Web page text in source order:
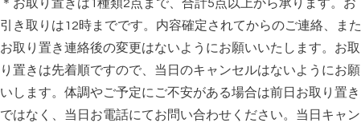
＊お取り置きは1種類2点まで、合計5点以上から承ります。お
引き取りは12時までです。内容確定されてからのご連絡、また
お取り置き連絡後の変更はないようにお願いいたします。お取
り置きは先着順ですので、当日のキャンセルはないようにお願
いします。体調やご予定にご不安がある場合は前日お取り置き
ではなく、当日お電話にてお問い合わせください。当日キャン